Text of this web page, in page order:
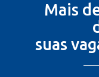
Mais
suas